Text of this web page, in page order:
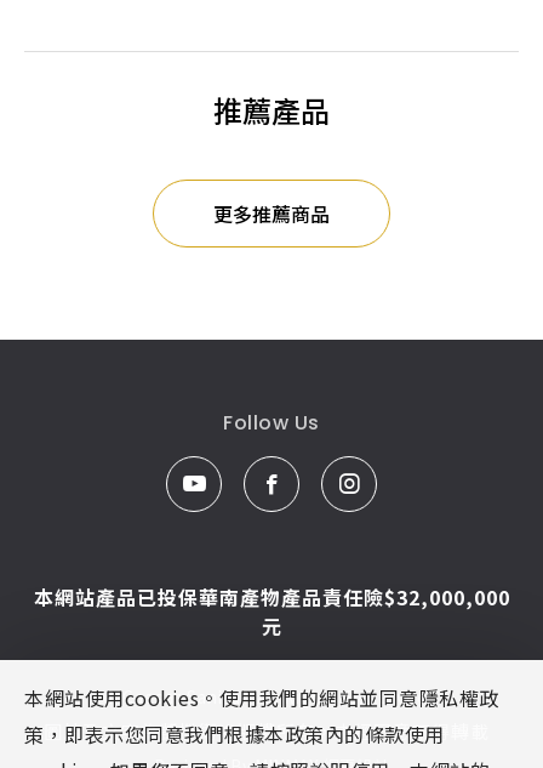
推薦產品
更多推薦商品
Follow Us
本網站產品已投保華南產物產品責任險$32,000,000
元
© Caesar Sanitar. All Rights Reserved.
圖片及文字為凱撒衛浴版權所有，未經同意不得轉載
本網站使用cookies。使用我們的網站並同意隱私權政
策，即表示您同意我們根據本政策內的條款使用